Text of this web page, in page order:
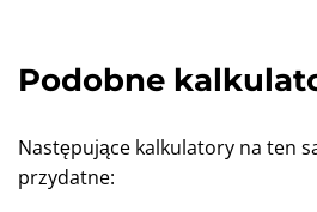
Podobne
Następujące kalkulatory na ten
przydatne: